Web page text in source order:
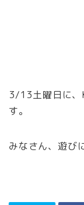
3/13土曜日に、
す。
みなさん、遊び